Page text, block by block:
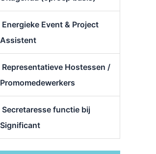
Energieke Event & Project
Assistent
Representatieve Hostessen /
Promomedewerkers
Secretaresse functie bij
Significant